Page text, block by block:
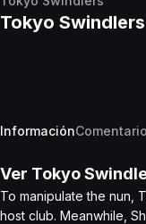
Tokyo
Información
Ver Tokyo
To manipulate the nun,
host club. Meanwhile,